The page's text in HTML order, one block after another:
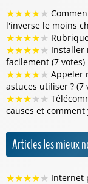
★★★★★
l'inverse le moins
★★★★★
★★★★★ Installer
facilement (7 votes)
★★★★★ Appeler
astuces utiliser ? (7
★★★★★
causes et comment
Articles les mieux
★★★★★ Internet